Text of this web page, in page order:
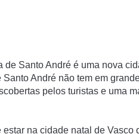
de Santo André é uma nova
André não tem em
pelos turistas e uma
na cidade natal de